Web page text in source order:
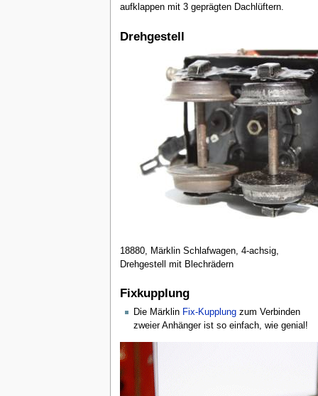
aufklappen mit 3 geprägten Dachlüftern.
Drehgestell
18880, Märklin Schlafwagen, 4-achsig,
Drehgestell mit Blechrädern
Fixkupplung
Die Märklin Fix-Kupplungzum Verbinden
zweier Anhänger ist so einfach, wie genial!